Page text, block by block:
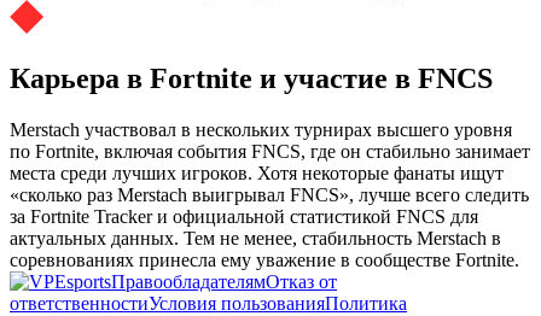
Карьера в Fortnite и участие в FNCS
Merstach участвовал в нескольких турнирах высшего уровня
по Fortnite, включая события FNCS, где он стабильно занимает
места среди лучших игроков. Хотя некоторые фанаты ищут
«сколько раз Merstach выигрывал FNCS», лучше всего следить
за Fortnite Tracker и официальной статистикой FNCS для
актуальных данных. Тем не менее, стабильность Merstach в
соревнованиях принесла ему уважение в сообществе Fortnite.
ПравообладателямОтказ от
ответственностиУсловия пользованияПолитика